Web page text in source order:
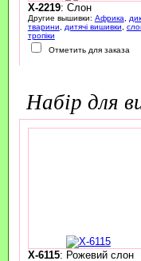
X-2219: Слон
Другие вышивки: Африка
тварини
дитячі вишивки
тропіки
Отметить для заказа
набір
X-6115: Рожевий слон